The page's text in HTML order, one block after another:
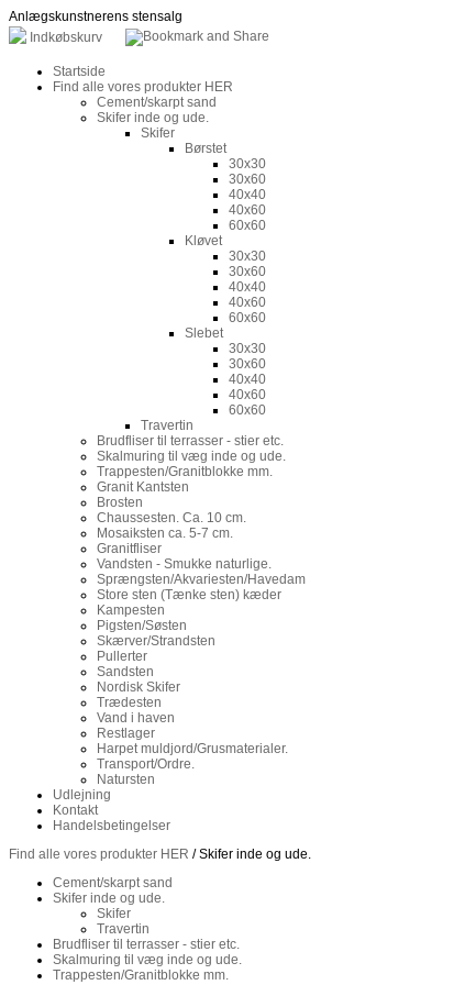
Anlægskunstnerens stensalg
Indkøbskurv
Startside
Find alle vores produkter HER
Cement/skarpt sand
Skifer inde og ude.
Skifer
Børstet
30x30
30x60
40x40
40x60
60x60
Kløvet
30x30
30x60
40x40
40x60
60x60
Slebet
30x30
30x60
40x40
40x60
60x60
Travertin
Brudfliser til terrasser - stier etc.
Skalmuring til væg inde og ude.
Trappesten/Granitblokke mm.
Granit Kantsten
Brosten
Chaussesten. Ca. 10 cm.
Mosaiksten ca. 5-7 cm.
Granitfliser
Vandsten - Smukke naturlige.
Sprængsten/Akvariesten/Havedam
Store sten (Tænke sten) kæder
Kampesten
Pigsten/Søsten
Skærver/Strandsten
Pullerter
Sandsten
Nordisk Skifer
Trædesten
Vand i haven
Restlager
Harpet muldjord/Grusmaterialer.
Transport/Ordre.
Natursten
Udlejning
Kontakt
Handelsbetingelser
Find alle vores produkter HER / Skifer inde og ude.
Cement/skarpt sand
Skifer inde og ude.
Skifer
Travertin
Brudfliser til terrasser - stier etc.
Skalmuring til væg inde og ude.
Trappesten/Granitblokke mm.